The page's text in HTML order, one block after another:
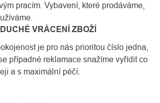
pracím. Vybavení, které prodáváme,
VRÁCENÍ ZBOŽÍ
je pro nás prioritou číslo jedna,
případné reklamace snažíme vyřídit co
a s maximální péčí.